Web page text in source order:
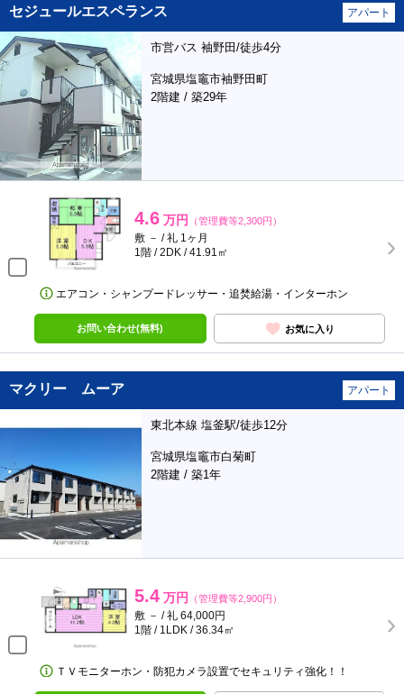
セジュールエスペランス アパート
市営バス 袖野田/徒歩4分
宮城県塩竈市袖野田町
2階建 / 築29年
4.6 万円 （管理費等2,300円）
敷 － / 礼 1ヶ月
1階 / 2DK / 41.91㎡
エアコン・シャンプードレッサー・追焚給湯・インターホン
お問い合わせ(無料) お気に入り
マクリー ムーア アパート
東北本線 塩釜駅/徒歩12分
宮城県塩竈市白菊町
2階建 / 築1年
5.4 万円 （管理費等2,900円）
敷 － / 礼 64,000円
1階 / 1LDK / 36.34㎡
ＴＶモニターホン・防犯カメラ設置でセキュリティ強化！！